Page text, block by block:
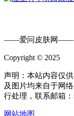
——爱问皮肤网——
Copyright © 2025
声明：本站内容仅
及图片均来自于网
行处理，联系邮箱：
网站地图